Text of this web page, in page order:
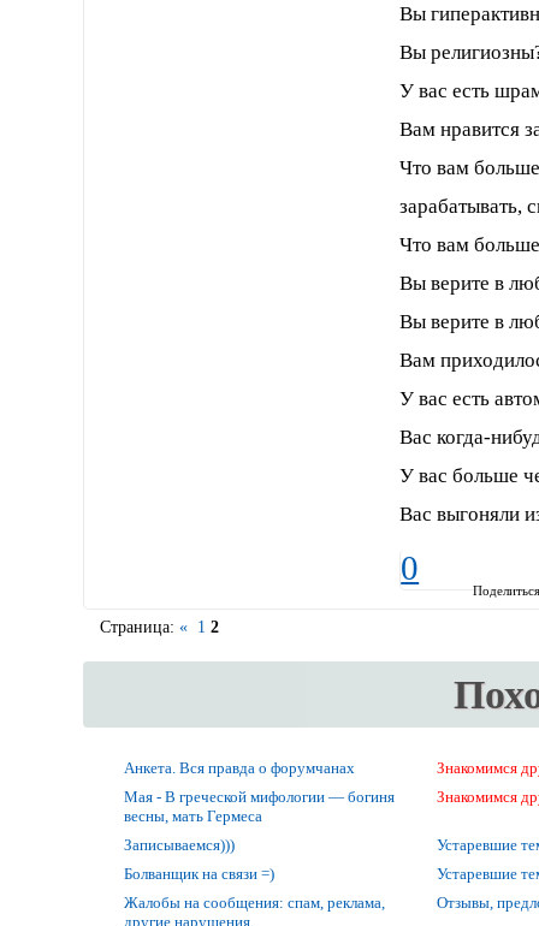
Вы
Вы
У вас есть
Вам нравится
Что вам
зарабатывать,
Что вам
Вы верите в
Вы верите в
Вам
У вас есть
Вас когда-
У вас больше
Вас выгоняли
0
Страница: « 1 2
Анкета. Вся правда о форумчанах
Знакомимся
Мая - В греческой мифологии — богиня
весны, мать Гермеса
Знакомимся
Записываемся)))
Устаревшие
Болванщик на связи =)
Устаревшие
Жалобы на сообщения: спам, реклама,
другие нарушения.
Отзывы,